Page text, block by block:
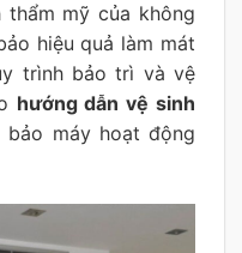
mỹ của không
hiệu quả làm mát
trình bảo trì và vệ
hướng dẫn vệ sinh
bảo máy hoạt động